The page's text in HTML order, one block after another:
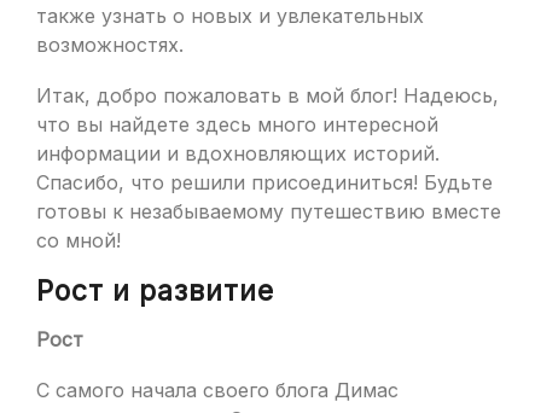
также узнать о новых и увлекательных
возможностях.
Итак, добро пожаловать в мой блог! Надеюсь,
что вы найдете здесь много интересной
информации и вдохновляющих историй.
Спасибо, что решили присоединиться! Будьте
готовы к незабываемому путешествию вместе
со мной!
Рост и развитие
Рост
С самого начала своего блога Димас